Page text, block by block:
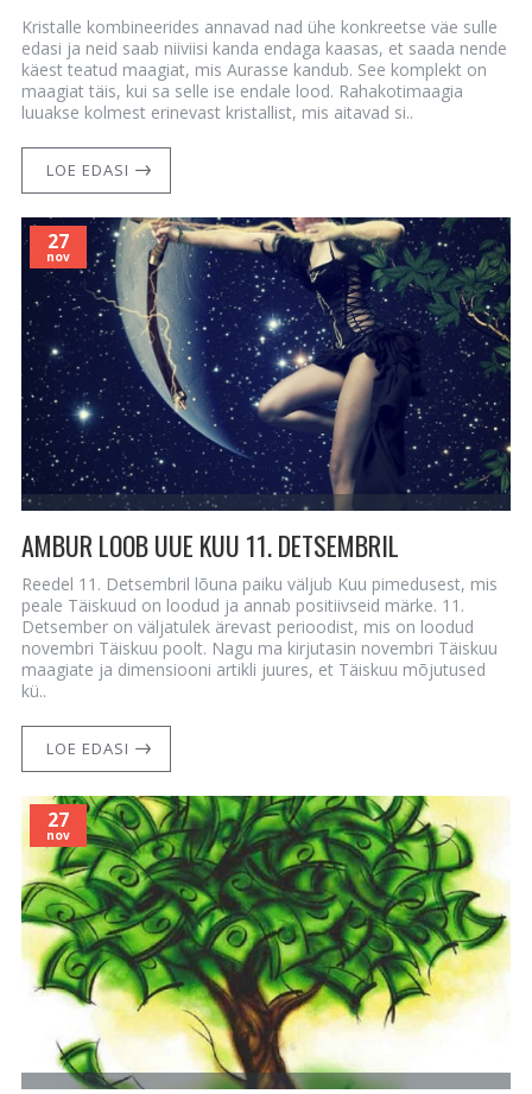
Kristalle kombineerides annavad nad ühe konkreetse väe sulle
edasi ja neid saab niiviisi kanda endaga kaasas, et saada nende
käest teatud maagiat, mis Aurasse kandub. See komplekt on
maagiat täis, kui sa selle ise endale lood. Rahakotimaagia
luuakse kolmest erinevast kristallist, mis aitavad si..
LOE EDASI
27
nov
AMBUR LOOB UUE KUU 11. DETSEMBRIL
Reedel 11. Detsembril lõuna paiku väljub Kuu pimedusest, mis
peale Täiskuud on loodud ja annab positiivseid märke. 11.
Detsember on väljatulek ärevast perioodist, mis on loodud
novembri Täiskuu poolt. Nagu ma kirjutasin novembri Täiskuu
maagiate ja dimensiooni artikli juures, et Täiskuu mõjutused
kü..
LOE EDASI
27
nov